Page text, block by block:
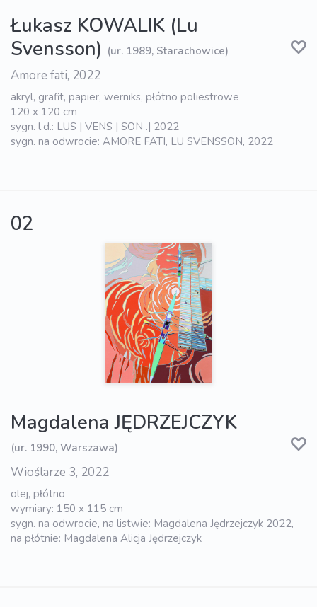
Łukasz KOWALIK (Lu
Svensson) (ur. 1989, Starachowice)
Amore fati, 2022
akryl, grafit, papier, werniks, płótno poliestrowe
120 x 120 cm
sygn. l.d.: LUS | VENS | SON .| 2022
sygn. na odwrocie: AMORE FATI, LU SVENSSON, 2022
02
Magdalena JĘDRZEJCZYK
(ur. 1990, Warszawa)
Wioślarze 3, 2022
olej, płótno
wymiary: 150 x 115 cm
sygn. na odwrocie, na listwie: Magdalena Jędrzejczyk 2022,
na płótnie: Magdalena Alicja Jędrzejczyk